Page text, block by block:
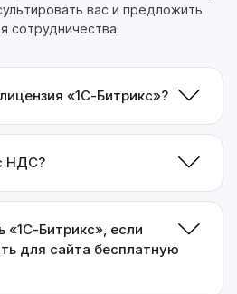
вас и предложить
сотрудничества.
«1С-Битрикс»?
НДС?
«1С-Битрикс», если
для сайта бесплатную